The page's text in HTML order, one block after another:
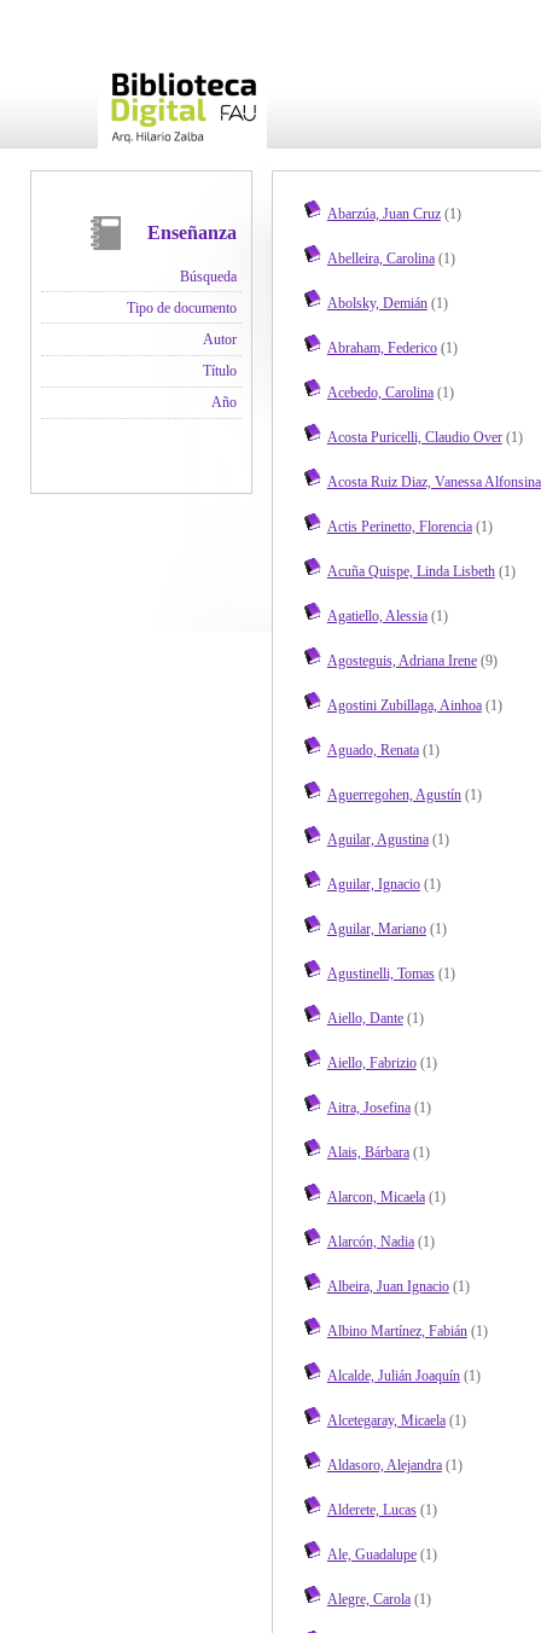
Enseñanza
Búsqueda
Tipo de documento
Autor
Título
Año
Abarzúa, Juan Cruz(1)
Abelleira, Carolina(1)
Abolsky, Demián(1)
Abraham, Federico(1)
Acebedo, Carolina(1)
Acosta Puricelli, Claudio Over(1)
Acosta Ruiz Diaz, Vanessa Alfonsina
Actis Perinetto, Florencia(1)
Acuña Quispe, Linda Lisbeth(1)
Agatiello, Alessia(1)
Agosteguis, Adriana Irene(9)
Agostini Zubillaga, Ainhoa(1)
Aguado, Renata(1)
Aguerregohen, Agustín(1)
Aguilar, Agustina(1)
Aguilar, Ignacio(1)
Aguilar, Mariano(1)
Agustinelli, Tomas(1)
Aiello, Dante(1)
Aiello, Fabrizio(1)
Aitra, Josefina(1)
Alais, Bárbara(1)
Alarcon, Micaela(1)
Alarcón, Nadia(1)
Albeira, Juan Ignacio(1)
Albino Martínez, Fabián(1)
Alcalde, Julián Joaquín(1)
Alcetegaray, Micaela(1)
Aldasoro, Alejandra(1)
Alderete, Lucas(1)
Ale, Guadalupe(1)
Alegre, Carola(1)